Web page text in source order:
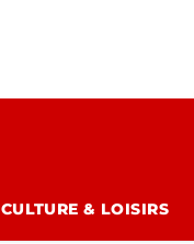
CULTURE & LOISIRS